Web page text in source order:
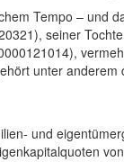
Tempo – und
seiner
unter
und